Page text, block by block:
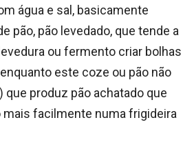
água e sal, basicamente
pão, pão levedado, que tende a
ou fermento criar bolhas
este coze ou pão não
que produz pão achatado que
mais facilmente numa frigideira